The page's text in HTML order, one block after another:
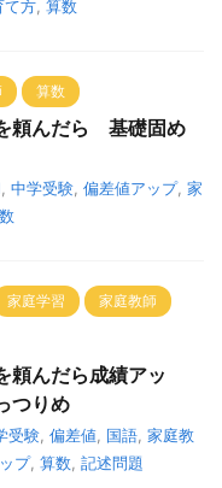
て方 算数
算数
頼んだら 基礎固め
中学受験 偏差値アップ, 家
家庭学習 家庭教師
頼んだら成績アッ
つりめ
受験 偏差値 国語 家庭教
プ, 算数 記述問題